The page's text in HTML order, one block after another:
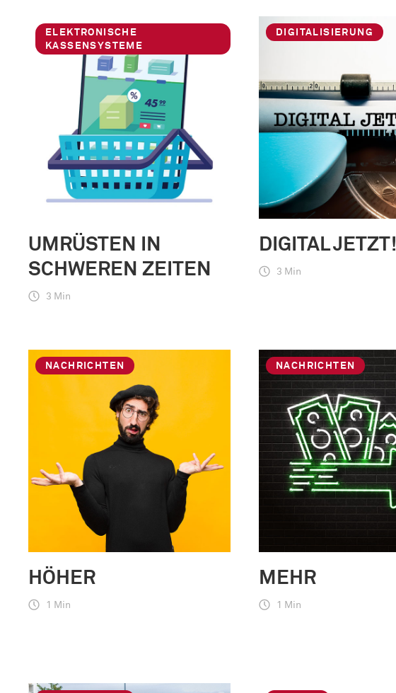
ELEKTRONISCHE
KASSENSYSTEME
UMRÜSTEN IN
SCHWEREN ZEITEN
3 Min
DIGITALISIERUNG
DIGITAL JETZT!
3 Min
NACHRICHTEN
HÖHER
1 Min
NACHRICHTEN
MEHR
1 Min